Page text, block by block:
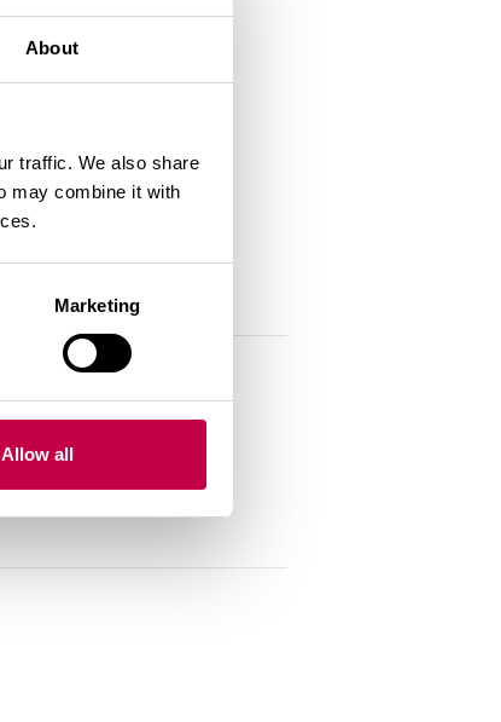
About
traffic. We also share
may combine it with
Marketing
Allow all
dör i ca 43